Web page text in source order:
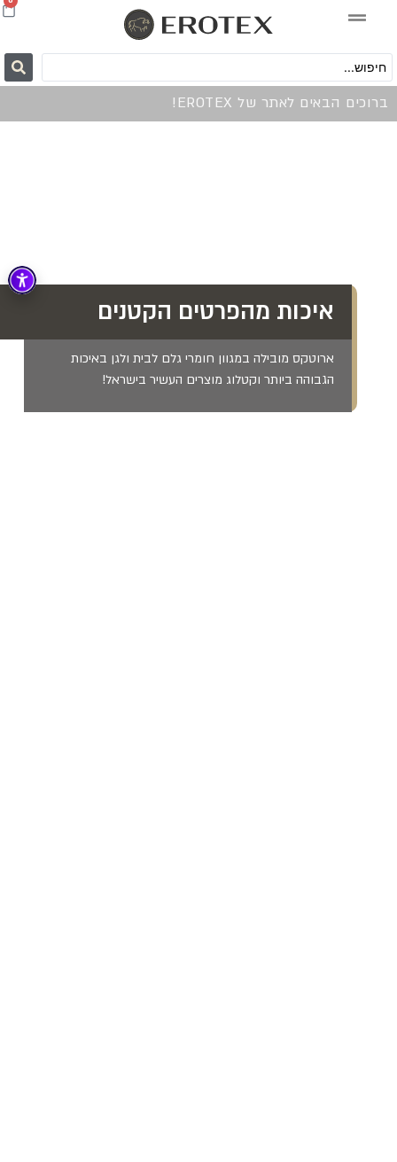
ברוכים הבאים לאתר של EROTEX!
איכות מהפרטים הקטנים
ארוטקס מובילה במגוון חומרי גלם לבית ולגן באיכות
הגבוהה ביותר וקטלוג מוצרים העשיר בישראל!